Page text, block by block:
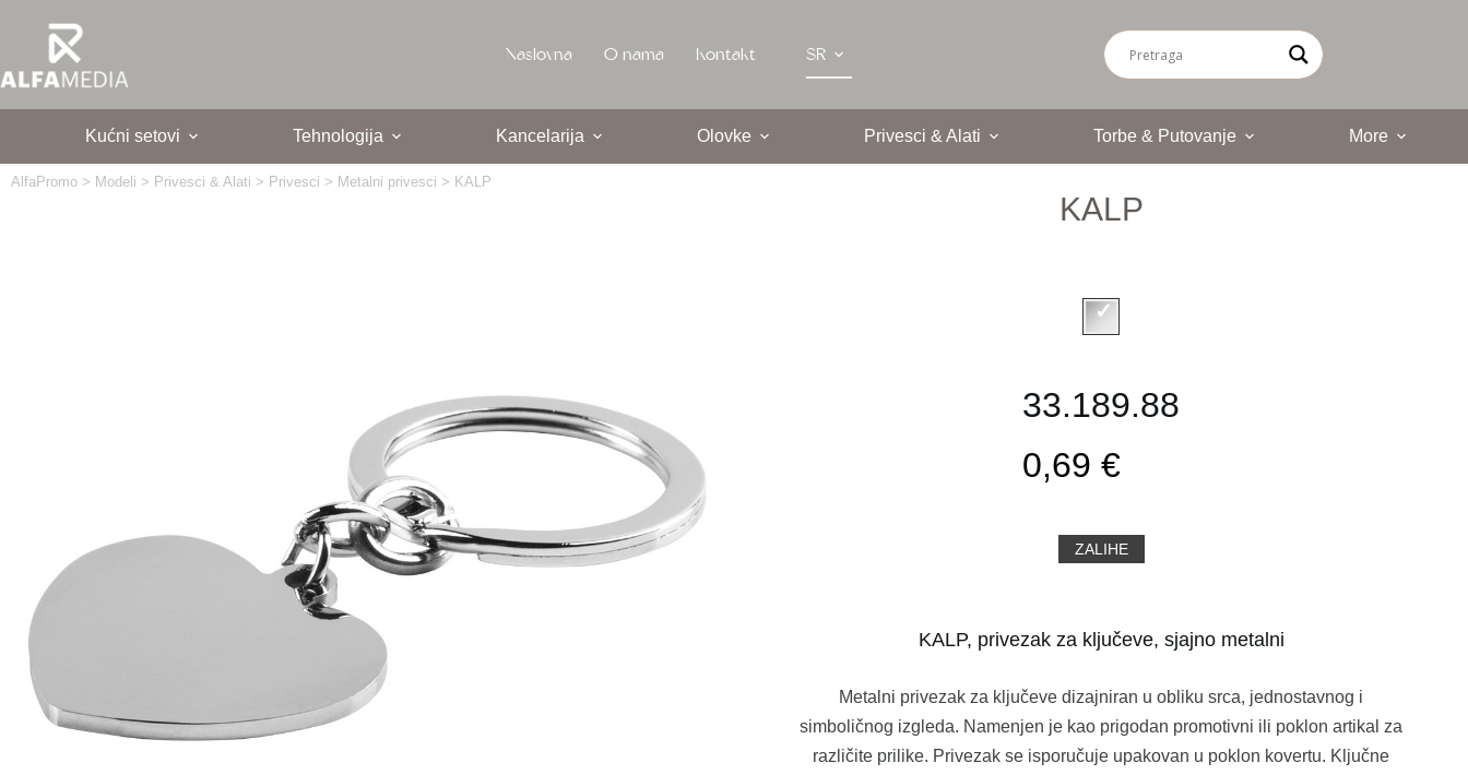
content
Naslovna O nama Kontakt SR
Kućni setovi Tehnologija Kancelarija Olovke Privesci & Alati Torbe & Putovanje More
AlfaPromo > Modeli > Privesci & Alati > Privesci > Metalni privesci > KALP
KALP
33.189.88
0,69 €
ZALIHE
KALP, privezak za ključeve, sjajno metalni
Metalni privezak za ključeve dizajniran u obliku srca, jednostavnog i
simboličnog izgleda. Namenjen je kao prigodan promotivni ili poklon artikal za
različite prilike. Privezak se isporučuje upakovan u poklon kovertu. Ključne